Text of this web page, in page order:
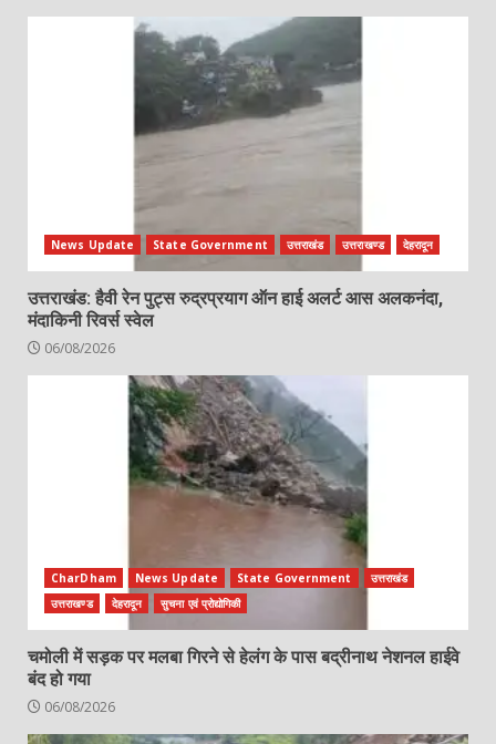
News Update State Government उत्तराखंड उत्तराखण्ड देहरादून
उत्तराखंड: हैवी रेन पुट्स रुद्रप्रयाग ऑन हाई अलर्ट आस अलकनंदा,
मंदाकिनी रिवर्स स्वेल
06/08/2026
CharDham News Update State Government
उत्तराखंड
उत्तराखण्ड
देहरादून सुचना एवं प्रोद्योगिकी
चमोली में सड़क पर मलबा गिरने से हेलंग के पास बद्रीनाथ नेशनल हाईवे
बंद हो गया
06/08/2026